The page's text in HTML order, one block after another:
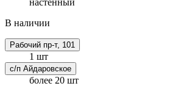
В наличии
Рабочий пр-т, 101
1 шт
с/п Айдаровское
более 20 шт